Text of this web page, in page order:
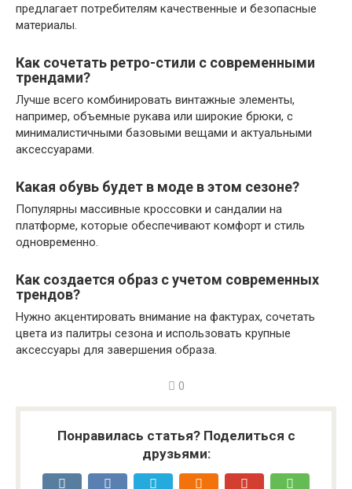
предлагает потребителям качественные и безопасные
материалы.
Как сочетать ретро-стили с современными
трендами?
Лучше всего комбинировать винтажные элементы,
например, объемные рукава или широкие брюки, с
минималистичными базовыми вещами и актуальными
аксессуарами.
Какая обувь будет в моде в этом сезоне?
Популярны массивные кроссовки и сандалии на
платформе, которые обеспечивают комфорт и стиль
одновременно.
Как создается образ с учетом современных
трендов?
Нужно акцентировать внимание на фактурах, сочетать
цвета из палитры сезона и использовать крупные
аксессуары для завершения образа.
0
Понравилась статья? Поделиться с
друзьями: